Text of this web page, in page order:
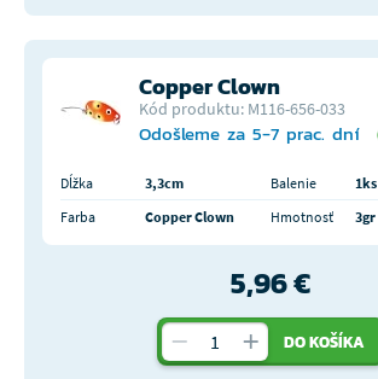
Copper Clown
Kód produktu: M116-656-033
Odošleme za 5-7 prac. dní
Dĺžka 3,3cm Balenie
1ks
Farba
Copper Clown Hmotnosť 3gr
5,96 €
DO KOŠÍKA